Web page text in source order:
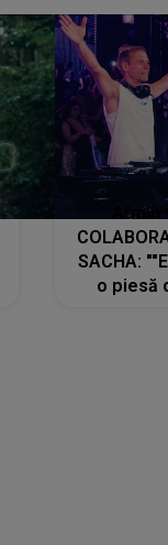
SACHA:
o piesă